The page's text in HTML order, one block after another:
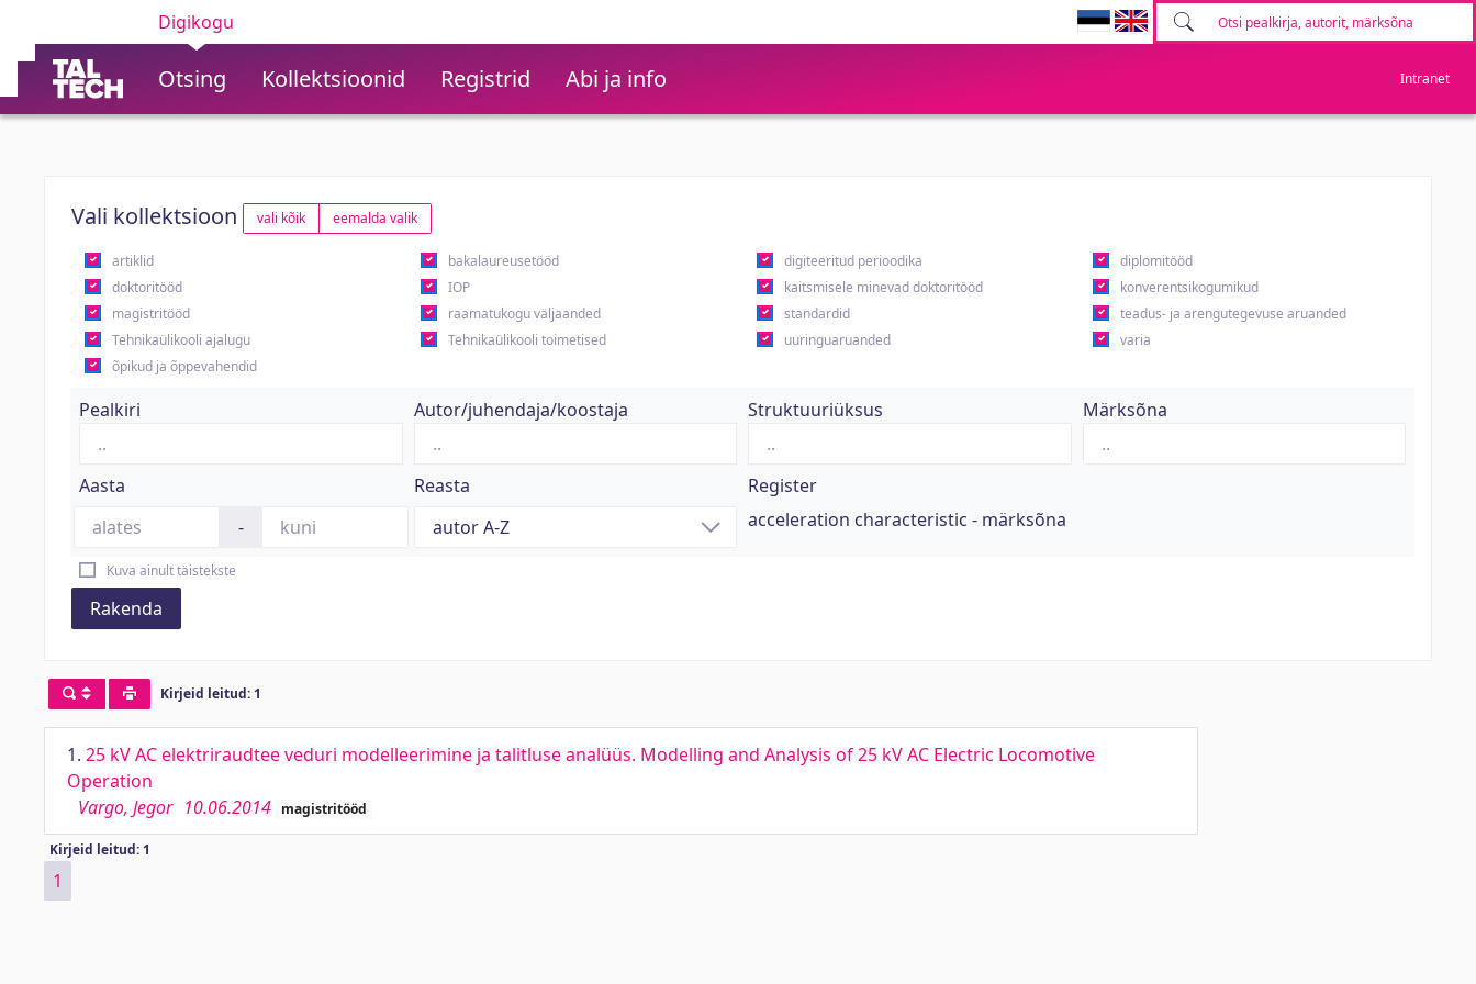
Digikogu
Otsing Kollektsioonid Registrid Abi ja info Intranet
Vali kollektsioon vali kõik eemalda valik
artiklid bakalaureusetööd digiteeritud perioodika
diplomitööd
doktoritööd
IOP kaitsmisele minevad doktoritööd
konverentsikogumikud
magistritööd
raamatukogu väljaanded standardid
teadus- ja arengutegevuse aruanded
Tehnikaülikooli ajalugu
Tehnikaülikooli toimetised uuringuaruanded
varia
õpikud ja õppevahendid
Pealkiri Autor/juhendaja/koostaja Struktuuriüksus Märksõna
Aasta
-
Reasta
Register
acceleration characteristic - märksõna
Kuva ainult täistekste
Rakenda
Kirjeid leitud: 1
1. 25 kV AC elektriraudtee veduri modelleerimine ja talitluse analüüs. Modelling and Analysis of 25 kV AC Electric Locomotive
Operation
Vargo, Jegor 10.06.2014 magistritööd
Kirjeid leitud: 1
1